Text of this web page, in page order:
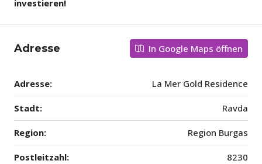
investieren!
Adresse In Google Maps öffnen
Adresse: La Mer Gold Residence
Stadt: Ravda
Region: Region Burgas
Postleitzahl: 8230